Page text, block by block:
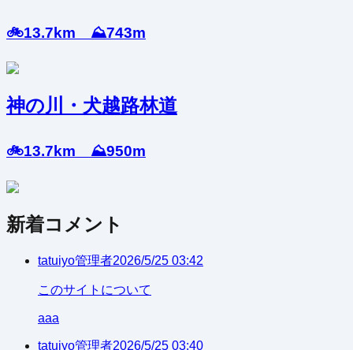
🚲13.7km ⛰️743m
神の川・犬越路林道
🚲13.7km ⛰️950m
新着コメント
tatuiyo管理者2026/5/25 03:42
このサイトについて
aaa
tatuiyo管理者2026/5/25 03:40